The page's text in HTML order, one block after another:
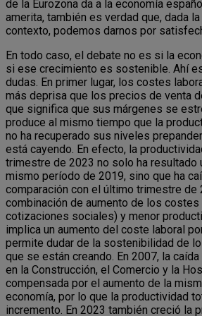
de la Eurozona da a la economía
amerita, también es verdad que, dada
contexto, podemos darnos por
En todo caso, el debate no es si la
si ese crecimiento es sostenible. Ahí
dudas. En primer lugar, los costes
más deprisa que los precios de venta
que significa que sus márgenes se
produce al mismo tiempo que la
no ha recuperado sus niveles
está cayendo. En efecto, la
trimestre de 2023 no solo ha resultado
mismo período de 2019, sino que ha
comparación con el último trimestre de
combinación de aumento de los
cotizaciones sociales) y menor
implica un aumento del coste laboral
permite dudar de la sostenibilidad de
que se están creando. En 2007, la
en la Construcción, el Comercio y la
compensada por el aumento de la
economía, por lo que la productividad
incremento. En 2023 también creció la